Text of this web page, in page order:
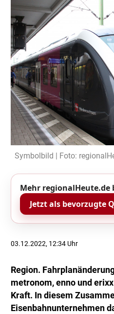
Symbolbild | Foto:
Mehr regionalHeute.de
Jetzt als bevorzugte
03.12.2022, 12:34 Uhr
Region.
metronom, enno und
Kraft. In diesem
Eisenbahnunternehmen